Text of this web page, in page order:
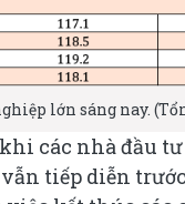
lớn sáng nay.
các nhà đầu
tiếp diễn